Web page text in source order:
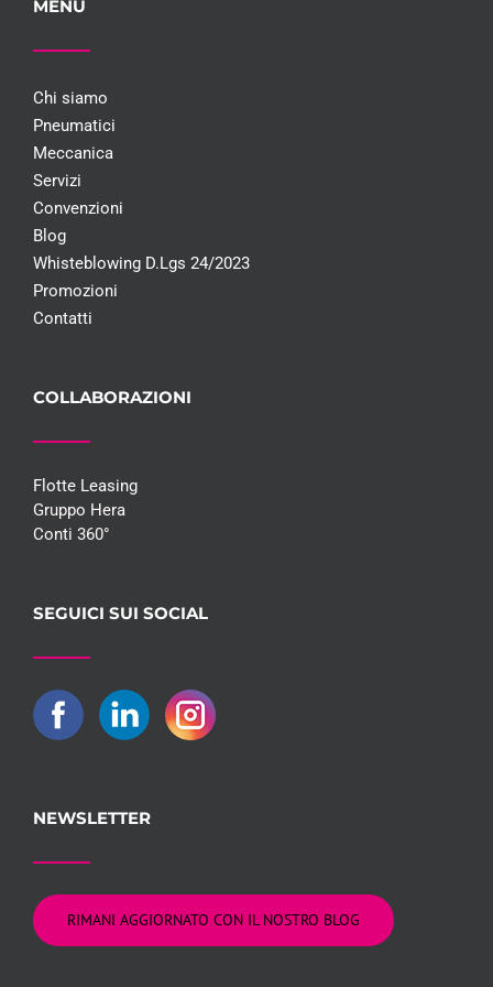
MENU
Chi siamo
Pneumatici
Meccanica
Servizi
Convenzioni
Blog
Whisteblowing D.Lgs 24/2023
Promozioni
Contatti
COLLABORAZIONI
Flotte Leasing
Gruppo Hera
Conti 360°
SEGUICI SUI SOCIAL
NEWSLETTER
RIMANI AGGIORNATO CON IL NOSTRO BLOG